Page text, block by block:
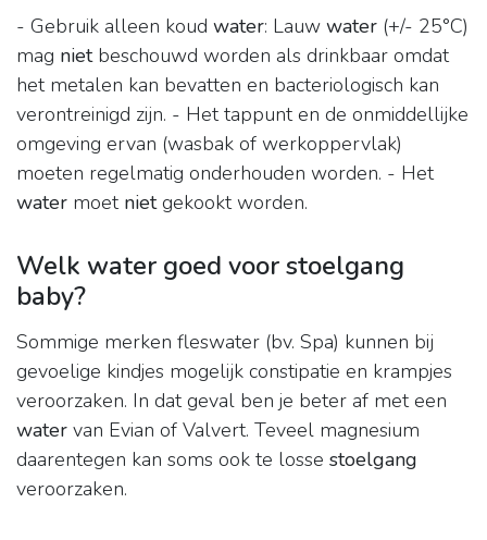
- Gebruik alleen koud water: Lauw water (+/- 25°C)
mag nietbeschouwd worden als drinkbaar omdat
het metalen kan bevatten en bacteriologisch kan
verontreinigd zijn. - Het tappunt en de onmiddellijke
omgeving ervan (wasbak of werkoppervlak)
moeten regelmatig onderhouden worden. - Het
water moet nietgekookt worden.
Welk water goed voor stoelgang
baby?
Sommige merken fleswater (bv. Spa) kunnen bij
gevoelige kindjes mogelijk constipatie en krampjes
veroorzaken. In dat geval ben je beter af met een
water van Evian of Valvert. Teveel magnesium
daarentegen kan soms ook te losse stoelgang
veroorzaken.